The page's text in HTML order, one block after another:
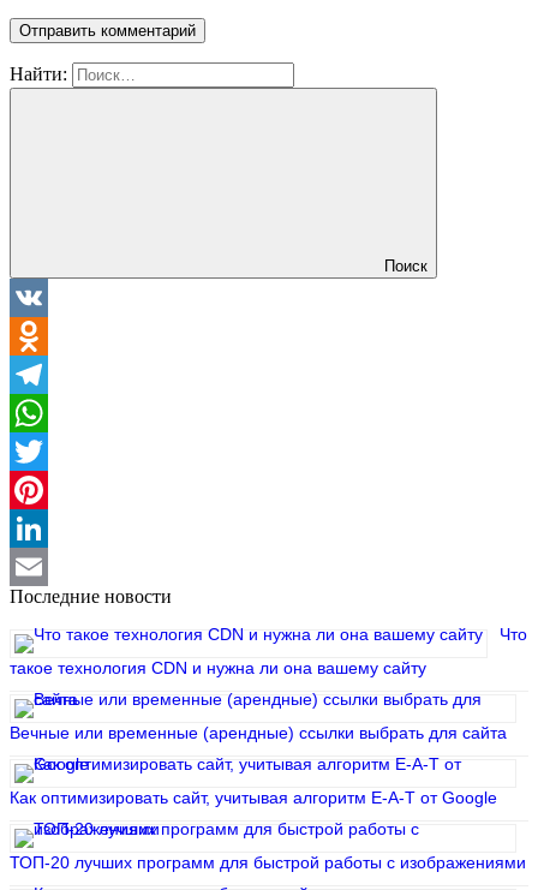
Найти:
Поиск
VK
Odnoklassniki
Telegram
WhatsApp
Twitter
Pinterest
LinkedIn
Email
Последние новости
Что
такое технология CDN и нужна ли она вашему сайту
Вечные или временные (арендные) ссылки выбрать для сайта
Как оптимизировать сайт, учитывая алгоритм E-A-T от Google
ТОП-20 лучших программ для быстрой работы с изображениями